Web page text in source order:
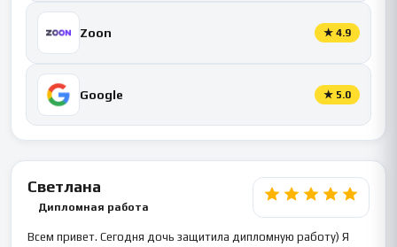
Zoon ★ 4.9
Google ★ 5.0
Светлана
Дипломная работа
Всем привет. Сегодня дочь защитила дипломную работу) Я